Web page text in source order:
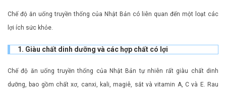
Chế độ ăn uống truyền thống của Nhật Bản có liên quan đến một loạt các
lợi ích sức khỏe.
1. Giàu chất dinh dưỡng và các hợp chất có lợi
Chế độ ăn uống truyền thống của Nhật Bản tự nhiên rất giàu chất dinh
dưỡng, bao gồm chất xơ, canxi, kali, magiê, sắt và vitamin A, C và E. Rau